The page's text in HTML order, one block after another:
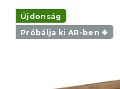
e
k
m
Újdonság
Próbálja ki AR-ben ❖